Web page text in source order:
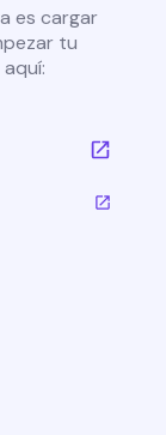
es cargar
tu